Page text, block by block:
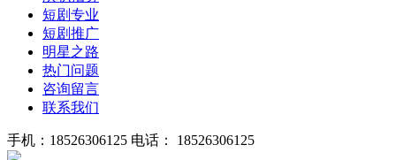
短剧专业
短剧推广
明星之路
热门问题
咨询留言
联系我们
手机：18526306125 电话： 18526306125